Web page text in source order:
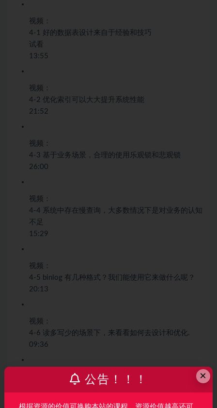
视频：
4-1 好的数据表设计来自于经验和技巧
试看
13:55
视频：
4-2 优化索引可以大大提升系统性能
21:52
视频：
4-3 基于业务场景，合理的使用乐观锁和悲观锁
26:00
视频：
4-4 系统中存在慢查询，大多数情况下是对业务的认知
不足
15:29
视频：
4-5 binlog 有几种格式？我们能使用它来做什么呢？
20:13
视频：
4-6 读多写少的场景下，来看看如何去设计和优化.
09:36
×
公告！！！